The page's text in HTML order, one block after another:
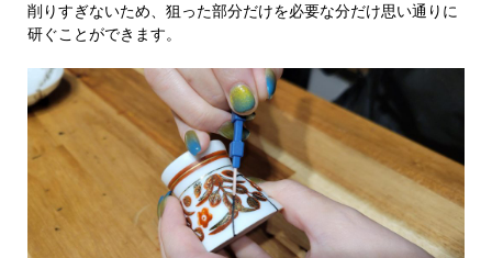
削りすぎないため、狙った部分だけを必要な分だけ思い通りに
研ぐことができます。